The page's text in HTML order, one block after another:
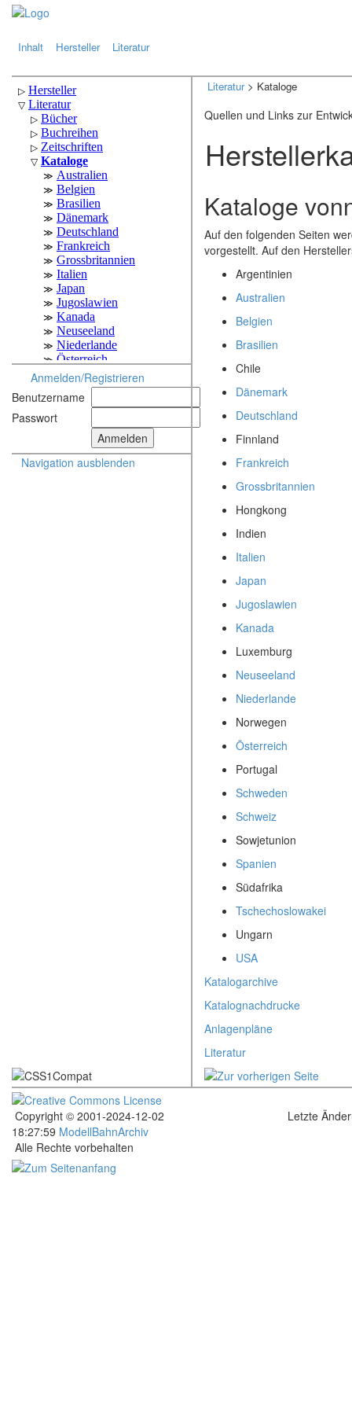
Inhalt Hersteller Literatur
Anmelden/Registrieren
Benutzername
Passwort
Navigation ausblenden
Literatur> Kataloge
Quellen und Links zur
Kataloge
Auf den folgenden Seiten
vorgestellt. Auf den
Argentinien
Australien
Belgien
Brasilien
Chile
Dänemark
Deutschland
Finnland
Frankreich
Grossbritannien
Hongkong
Indien
Italien
Japan
Jugoslawien
Kanada
Luxemburg
Neuseeland
Niederlande
Norwegen
Österreich
Portugal
Schweden
Schweiz
Sowjetunion
Spanien
Südafrika
Tschechoslowakei
Ungarn
USA
Katalogarchive
Katalognachdrucke
Anlagenpläne
Literatur
Copyright © 2001-2024-12-02
18:27:59 ModellBahnArchiv
Letzte
Alle Rechte vorbehalten